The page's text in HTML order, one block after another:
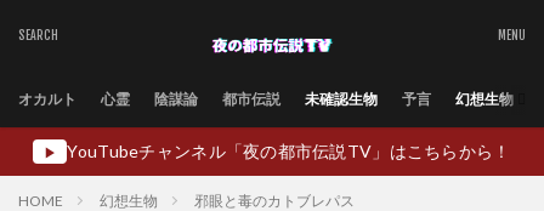
オカルト 心霊 陰謀論 都市伝説 未確認生物 予言 幻想生物
▶ YouTubeチャンネル「夜の都市伝説TV」はこちらから！
HOME 幻想生物 邪眼と毒のカトブレパス